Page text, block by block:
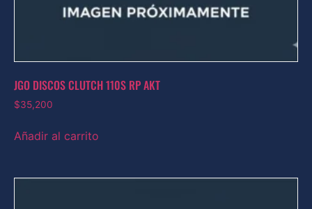
JGO DISCOS CLUTCH 110S RP AKT
$35,200
Añadir al carrito